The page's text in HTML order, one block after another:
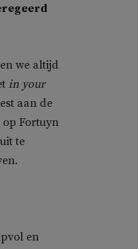
we altijd
in your
aan de
Fortuyn
te
en